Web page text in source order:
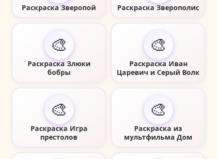
Раскраска Зверопой Раскраска Зверополис
🎨
Раскраска Злюки
бобры
🎨
Раскраска Иван
Царевич и Серый Волк
🎨
Раскраска Игра
престолов
🎨
Раскраска из
мультфильма Дом